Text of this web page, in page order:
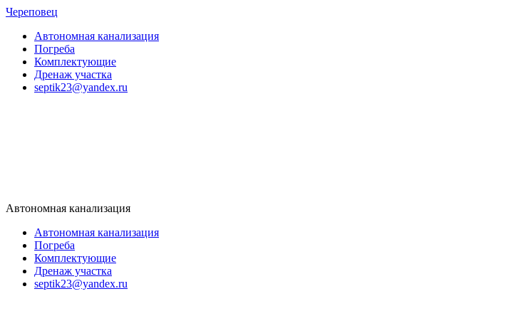
Череповец
Автономная канализация
Погреба
Комплектующие
Дренаж участка
septik23@yandex.ru
Автономная канализация
Автономная канализация
Погреба
Комплектующие
Дренаж участка
septik23@yandex.ru